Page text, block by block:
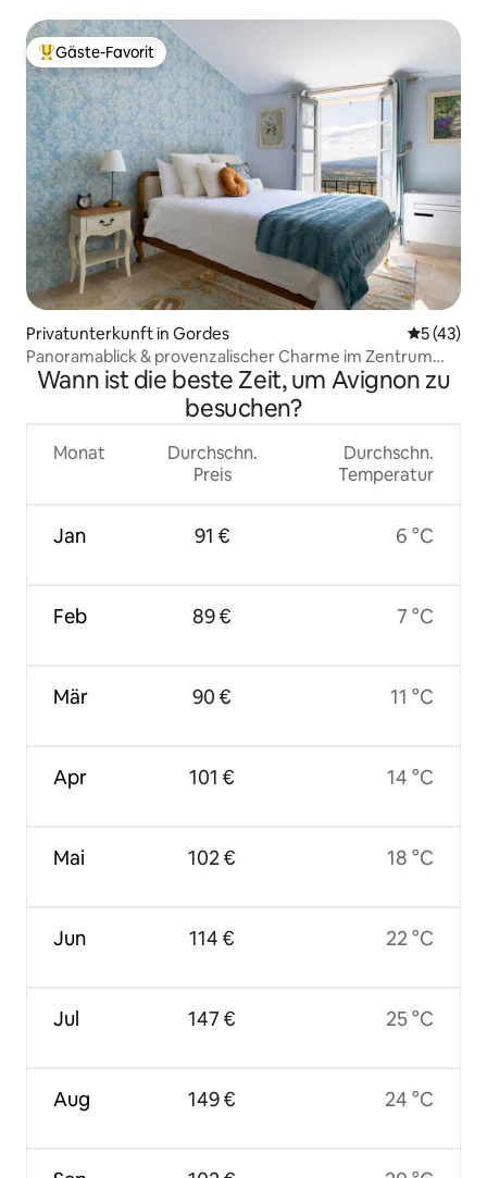
Beliebter Gäste-Favorit.
Gäste-Favorit
Privatunterkunft in Gordes
5 (43)
Panoramablick & provenzalischer Charme im Zentrum
von Gordes
Wann ist die beste Zeit, um Avignon zu
besuchen?
Monat
Jan
Feb
Mär
Apr
Mai
Jun
Jul
Aug
Durchschn.
Preis
91 €
89 €
90 €
101 €
102 €
114 €
147 €
149 €
Durchschn.
Temperatur
6 °C
7 °C
11 °C
14 °C
18 °C
22 °C
25 °C
24 °C